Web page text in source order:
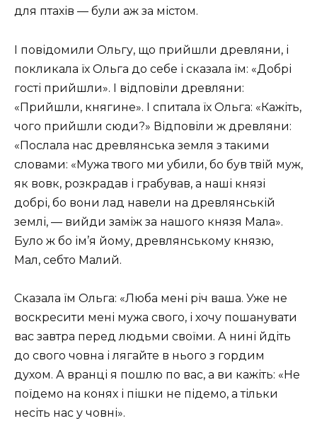
для птахів — були аж за містом.
І повідомили Ольгу, що прийшли древляни, і
покликала їх Ольга до себе і сказала їм: «Добрі
гості прийшли». І відповіли древляни:
«Прийшли, княгине». І спитала їх Ольга: «Кажіть,
чого прийшли сюди?» Відповіли ж древляни:
«Послала нас древлянська земля з такими
словами: «Мужа твого ми убили, бо був твій муж,
як вовк, розкрадав і грабував, а наші князі
добрі, бо вони лад навели на древлянській
землі, — вийди заміж за нашого князя Мала».
Було ж бо ім’я йому, древлянському князю,
Мал, себто Малий.
Сказала їм Ольга: «Люба мені річ ваша. Уже не
воскресити мені мужа свого, і хочу пошанувати
вас завтра перед людьми своїми. А нині йдіть
до свого човна і лягайте в нього з гордим
духом. А вранці я пошлю по вас, а ви кажіть: «Не
поїдемо на конях і пішки не підемо, а тільки
несіть нас у човні».